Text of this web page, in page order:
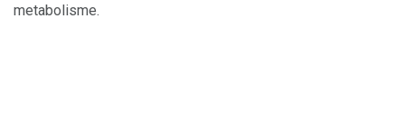
metabolisme.